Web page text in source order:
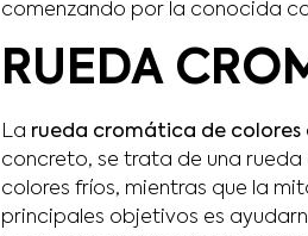
comenzando por la conocida
RUEDA
La rueda cromática de colores
concreto, se trata de una
colores fríos, mientras que la
principales objetivos es